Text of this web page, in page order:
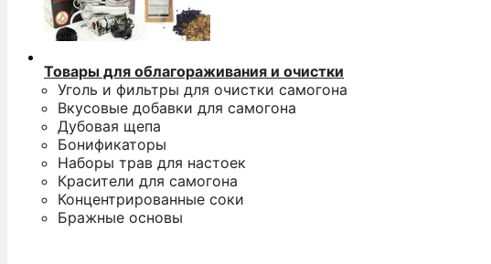
Товары для облагораживания и очистки
Уголь и фильтры для очистки самогона
Вкусовые добавки для самогона
Дубовая щепа
Бонификаторы
Наборы трав для настоек
Красители для самогона
Концентрированные соки
Бражные основы